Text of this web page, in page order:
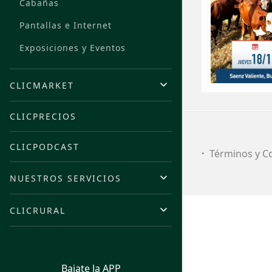
Cabañas
Pantallas e Internet
Exposiciones y Eventos
CLICMARKET
CLICPRECIOS
CLICPODCAST
NUESTROS SERVICIOS
CLICRURAL
Bajate la APP
Términos y